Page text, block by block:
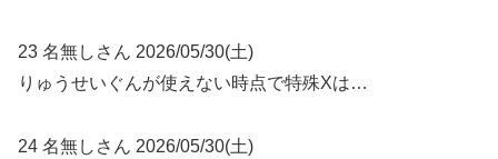
23 名無しさん 2026/05/30(土)
りゅうせいぐんが使えない時点で特殊Xは…
24 名無しさん 2026/05/30(土)